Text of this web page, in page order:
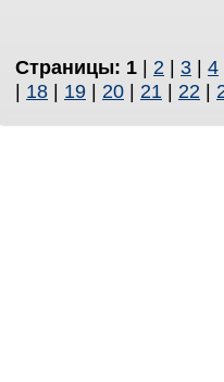
Страницы: 1 | 2 | 3 | 4
| 18 | 19 | 20 | 21 | 22 |